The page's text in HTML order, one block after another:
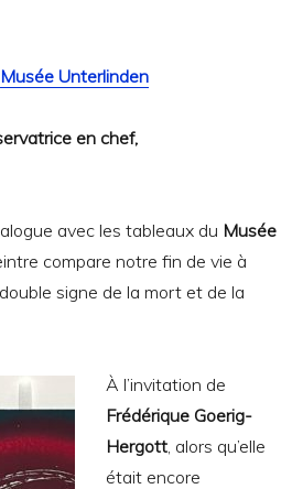
Musée Unterlinden
en chef,
avec les tableaux du Musée
compare notre fin de vie à
signe de la mort et de la
À l’invitation de
Frédérique Goerig-
Hergott, alors qu’elle
était encore